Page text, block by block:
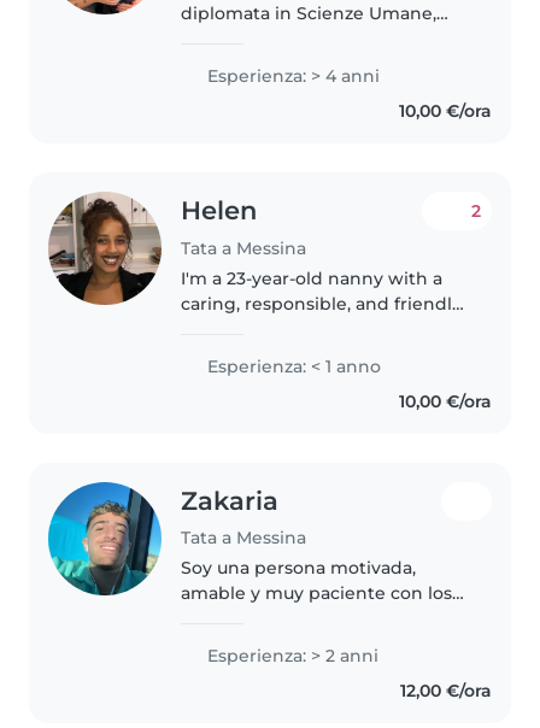
diplomata in Scienze Umane,
cura di bambini di tutte le età.
Parlo inglese e italiano e ho una
certificazione in primo soccorso...
Esperienza: > 4 anni
10,00 €/ora
Helen
Tata a Messina
2
I'm a 23-year-old nanny with a
caring, responsible, and friendly
experience, I have enjoyed
Esperienza: < 1 anno
10,00 €/ora
Zakaria
Tata a Messina
Soy una persona motivada,
amable y muy paciente con los
tiempo con ellos , me gusta crear
un ambiente seguro y divertido,
ayudándoles en sus tareas y..
Esperienza: > 2 anni
12,00 €/ora